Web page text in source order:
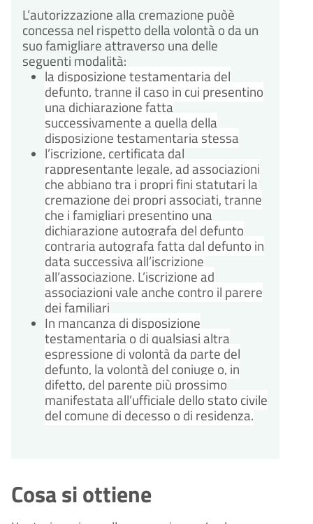
L’autorizzazione alla cremazione puòè
concessa nel rispetto della volontà o da un
suo famigliare attraverso una delle
seguenti modalità:
la disposizione testamentaria del
defunto, tranne il caso in cui presentino
una dichiarazione fatta
successivamente a quella della
disposizione testamentaria stessa
l’iscrizione, certificata dal
rappresentante legale, ad associazioni
che abbiano tra i propri fini statutari la
cremazione dei propri associati, tranne
che i famigliari presentino una
dichiarazione autografa del defunto
contraria autografa fatta dal defunto in
data successiva all’iscrizione
all’associazione. L’iscrizione ad
associazioni vale anche contro il parere
dei familiari
In mancanza di disposizione
testamentaria o di qualsiasi altra
espressione di volontà da parte del
defunto, la volontà del coniuge o, in
difetto, del parente più prossimo
manifestata all’ufficiale dello stato civile
del comune di decesso o di residenza.
Cosa si ottiene